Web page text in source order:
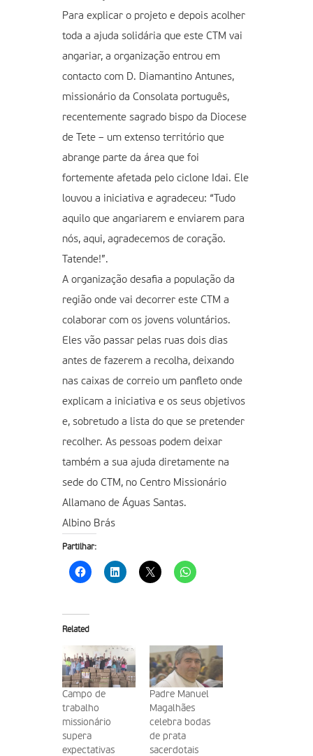
Para explicar o projeto e depois acolher
toda a ajuda solidária que este CTM vai
angariar, a organização entrou em
contacto com D. Diamantino Antunes,
missionário da Consolata português,
recentemente sagrado bispo da Diocese
de Tete – um extenso território que
abrange parte da área que foi
fortemente afetada pelo ciclone Idai. Ele
louvou a iniciativa e agradeceu: “Tudo
aquilo que angariarem e enviarem para
nós, aqui, agradecemos de coração.
Tatende!”.
A organização desafia a população da
região onde vai decorrer este CTM a
colaborar com os jovens voluntários.
Eles vão passar pelas ruas dois dias
antes de fazerem a recolha, deixando
nas caixas de correio um panfleto onde
explicam a iniciativa e os seus objetivos
e, sobretudo a lista do que se pretender
recolher. As pessoas podem deixar
também a sua ajuda diretamente na
sede do CTM, no Centro Missionário
Allamano de Águas Santas.
Albino Brás
Partilhar:
Related
Campo de
trabalho
missionário
supera
expectativas
Padre Manuel
Magalhães
celebra bodas
de prata
sacerdotais